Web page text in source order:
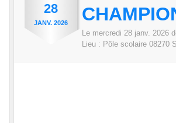
28
JANV. 2026
Le mercredi 28 janv. 2026
Lieu : Pôle scolaire 08270